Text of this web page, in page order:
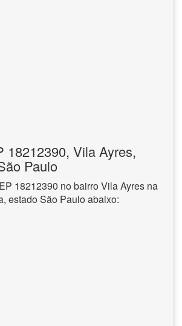
18212390, Vila Ayres,
Paulo
18212390 no bairro Vila Ayres na
estado São Paulo abaixo: